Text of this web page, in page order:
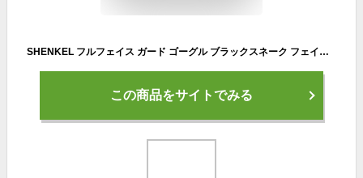
SHENKEL フルフェイス ガード ゴーグル ブラックスネーク フェイスガード スポーツ サバゲー
この商品をサイトでみる